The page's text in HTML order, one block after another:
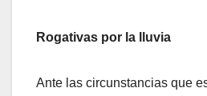
Rogativas por la lluvia
Ante las circunstancias que